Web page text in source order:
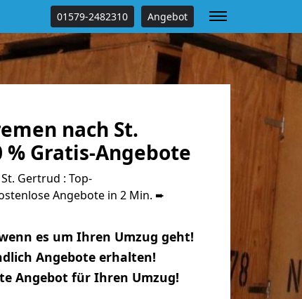
01579-2482310 Angebot
nach St.
Gratis-Angebote
Gertrud : Top-
Angebote in 2 Min. ➨
es um Ihren Umzug geht!
Angebote erhalten!
Angebot für Ihren Umzug!